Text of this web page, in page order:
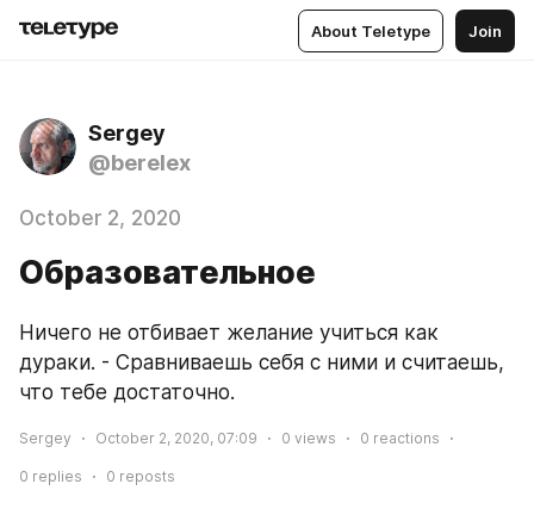
About Teletype Join
Sergey
@berelex
October 2, 2020
Образовательное
Ничего не отбивает желание учиться как
дураки. - Сравниваешь себя с ними и считаешь,
что тебе достаточно.
Sergey October 2, 2020, 07:09 0 views 0 reactions
0 replies 0 reposts